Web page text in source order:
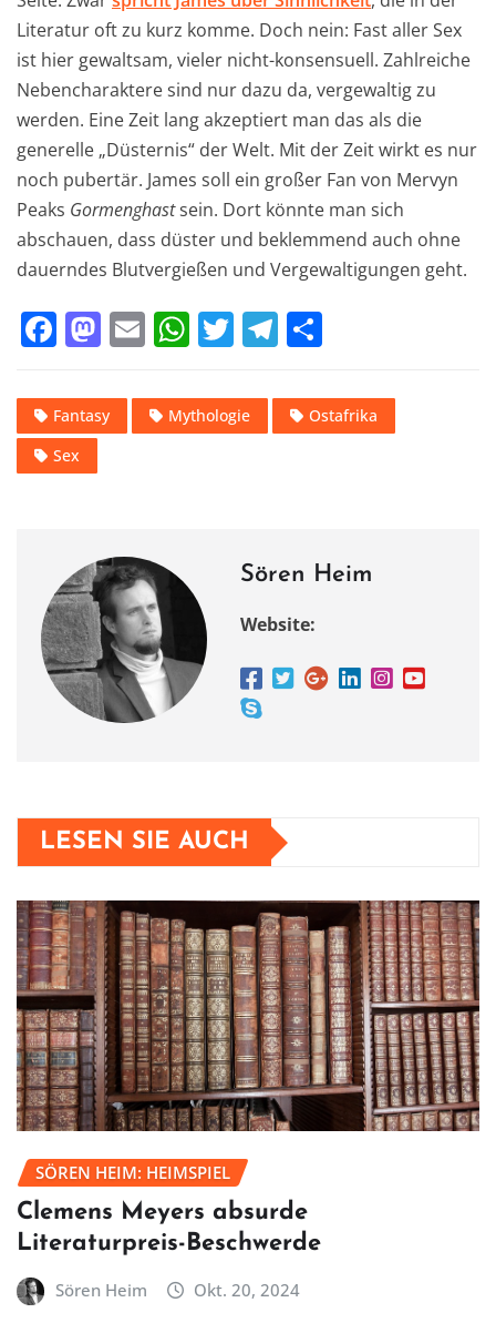
Literatur oft zu kurz komme. Doch nein: Fast aller Sex
ist hier gewaltsam, vieler nicht-konsensuell. Zahlreiche
Nebencharaktere sind nur dazu da, vergewaltig zu
werden. Eine Zeit lang akzeptiert man das als die
generelle „Düsternis“ der Welt. Mit der Zeit wirkt es nur
noch pubertär. James soll ein großer Fan von Mervyn
Peaks Gormenghastsein. Dort könnte man sich
abschauen, dass düster und beklemmend auch ohne
dauerndes Blutvergießen und Vergewaltigungen geht.
F
c
e
b
k
M
st
o
E
ai
l
W
at
s
T
it
te
T
e
gr
le
n
Fantasy Mythologie
Ostafrika
Sex
Sören Heim
Website:
LESEN SIE AUCH
SÖREN HEIM: HEIMSPIEL
Clemens Meyers absurde
Literaturpreis-Beschwerde
Sören Heim Okt. 20, 2024